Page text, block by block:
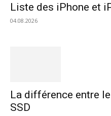
Liste des iPhone et
04.08.2026
La différence entre
SSD